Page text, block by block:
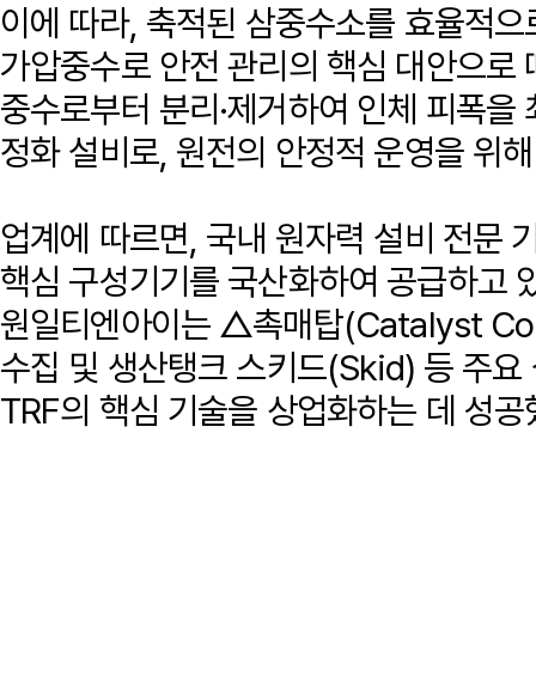
이에 따라, 축적된 삼중수소를 효율적
가압중수로 안전 관리의 핵심 대안으
중수로부터 분리·제거하여 인체 피폭
정화 설비로, 원전의 안정적 운영을 위
업계에 따르면, 국내 원자력 설비 전문
핵심 구성기기를 국산화하여 공급하고
원일티엔아이는 △촉매탑(Catalyst
수집 및 생산탱크 스키드(Skid) 등 주요
TRF의 핵심 기술을 상업화하는 데 성공